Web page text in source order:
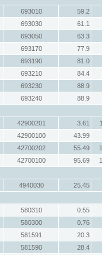
693010
59.2
693030
61.1
693050
63.3
693170
77.9
693190
81.0
693210
84.4
693230
88.9
693240
88.9
42900201 3.61
42900100
43.99
42700202 55.49
42700100 95.69
4940030
25.45
580310
0.55
580300
0.76
581591
20.3
581590
28.4